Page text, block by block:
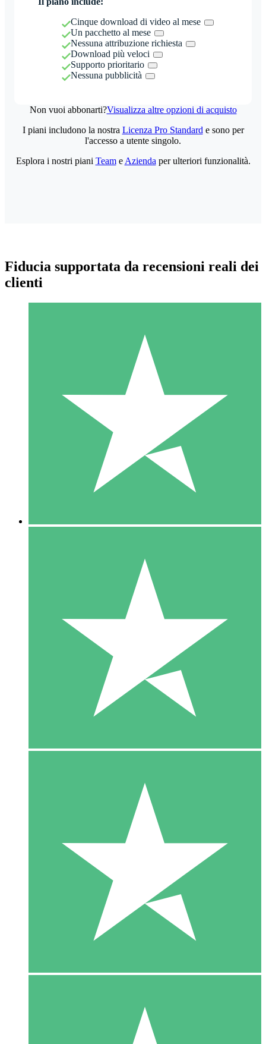
Cinque download di video al mese
Un pacchetto al mese
Nessuna attribuzione richiesta
Download più veloci
Supporto prioritario
Nessuna pubblicità
Non vuoi abbonarti?Visualizza altre opzioni di acquisto
Pacchetti di Crediti Individuali
Paga a consumo con crediti di download. Nessun impegno
1 Download
10
US$1500
10 Download
20
I piani includono la nostra Licenza Pro Standard e sono per
l'accesso a utente singolo.
Esplora i nostri piani Teame Azienda per ulteriori funzionalità.
Fiducia supportata da recensioni reali dei
clienti